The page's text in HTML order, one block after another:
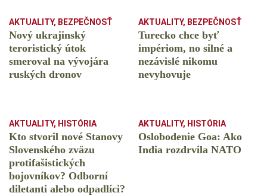
AKTUALITY, BEZPEČNOSŤ
Nový ukrajinský
teroristický útok
smeroval na vývojára
ruských dronov
AKTUALITY, BEZPEČNOSŤ
Turecko chce byť
impériom, no silné a
nezávislé nikomu
nevyhovuje
AKTUALITY, HISTÓRIA
Kto stvoril nové Stanovy
Slovenského zväzu
protifašistických
bojovníkov? Odborní
diletanti alebo odpadlíci?
AKTUALITY, HISTÓRIA
Oslobodenie Goa: Ako
India rozdrvila NATO